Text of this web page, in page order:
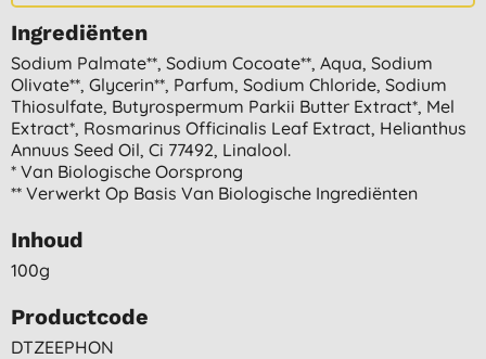
Ingrediënten
Sodium Palmate**, Sodium Cocoate**, Aqua, Sodium
Olivate**, Glycerin**, Parfum, Sodium Chloride, Sodium
Thiosulfate, Butyrospermum Parkii Butter Extract*, Mel
Extract*, Rosmarinus Officinalis Leaf Extract, Helianthus
Annuus Seed Oil, Ci 77492, Linalool.
* Van Biologische Oorsprong
** Verwerkt Op Basis Van Biologische Ingrediënten
Inhoud
100g
Productcode
DTZEEPHON